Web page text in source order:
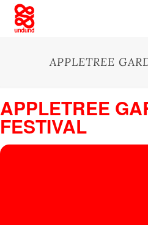
APPLETREE
APPLETREE
FESTIVAL